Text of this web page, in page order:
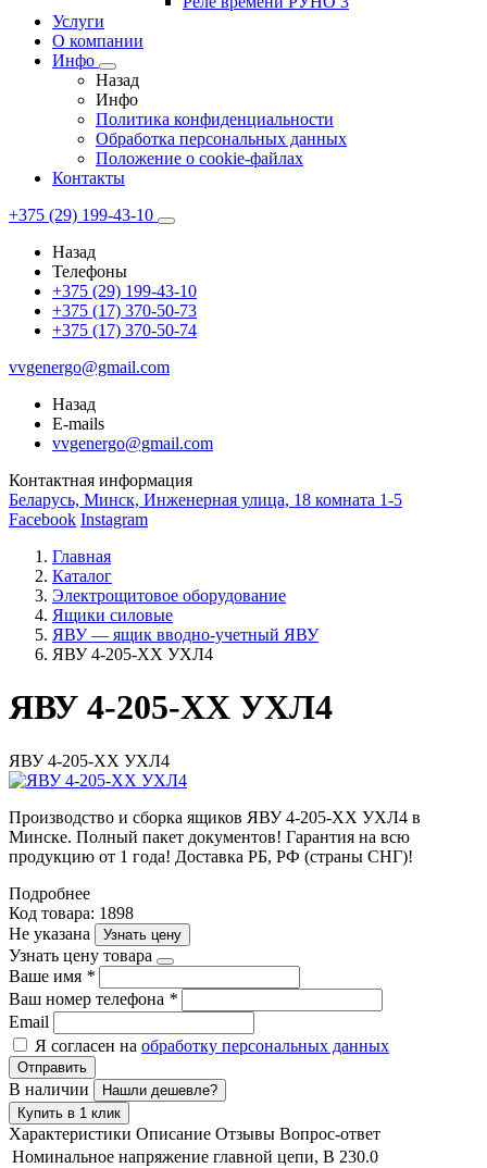
Услуги
О компании
Инфо
Назад
Инфо
Политика конфиденциальности
Обработка персональных данных
Положение о cookie-файлах
Контакты
+375 (29) 199-43-10
Назад
Телефоны
+375 (29) 199-43-10
+375 (17) 370-50-73
+375 (17) 370-50-74
vvgenergo@gmail.com
Назад
E-mails
vvgenergo@gmail.com
Контактная информация
Беларусь, Минск, Инженерная улица, 18 комната 1-5
Facebook Instagram
Главная
Каталог
Электрощитовое оборудование
Ящики силовые
ЯВУ — ящик вводно-учетный ЯВУ
ЯВУ 4-205-ХХ УХЛ4
ЯВУ 4-205-ХХ УХЛ4
ЯВУ 4-205-ХХ УХЛ4
Производство и сборка ящиков ЯВУ 4-205-ХХ УХЛ4 в
Минске. Полный пакет документов! Гарантия на всю
продукцию от 1 года! Доставка РБ, РФ (страны СНГ)!
Подробнее
Код товара: 1898
Не указана
Узнать цену
Узнать цену товара
Ваше имя *
Ваш номер телефона *
Email
Я согласен на обработку персональных данных
Отправить
В наличии
Нашли дешевле?
Купить в 1 клик
Характеристики Описание Отзывы Вопрос-ответ
Номинальное напряжение главной цепи, В 230.0